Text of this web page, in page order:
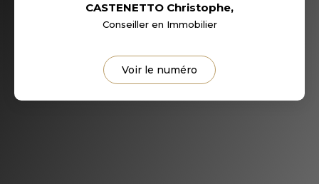
CASTENETTO Christophe,
Conseiller en Immobilier
Voir le numéro